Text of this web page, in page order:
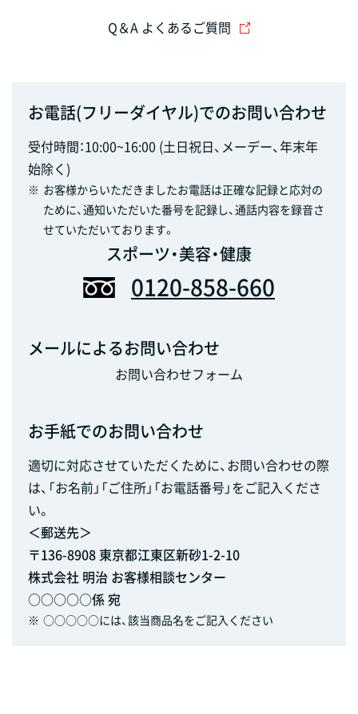
Q＆A よくあるご質問
お電話(フリーダイヤル)でのお問い合わせ
受付時間：10:00~16:00 (土日祝日、メーデー、年末年
始除く)
※ お客様からいただきましたお電話は正確な記録と応対の
ために、通知いただいた番号を記録し、通話内容を録音さ
せていただいております。
スポーツ・美容・健康
0120-858-660
メールによるお問い合わせ
お問い合わせフォーム
お手紙でのお問い合わせ
適切に対応させていただくために、お問い合わせの際
は、「お名前」「ご住所」「お電話番号」をご記入くださ
い。
＜郵送先＞
〒136-8908 東京都江東区新砂1-2-10
株式会社 明治 お客様相談センター
○○○○○係 宛
※ ○○○○○には、該当商品名をご記入ください